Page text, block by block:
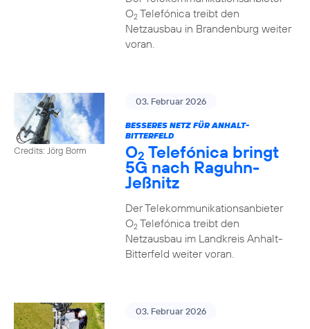
O2Telefónica treibt den
Netzausbau in Brandenburg weiter
voran.
Credits: Jörg Borm
03. Februar 2026
BESSERES NETZ FÜR ANHALT-
BITTERFELD
O2 Telefónica bringt
5G nach Raguhn-
Jeßnitz
Der Telekommunikationsanbieter
O2Telefónica treibt den
Netzausbau im Landkreis Anhalt-
Bitterfeld weiter voran.
03. Februar 2026